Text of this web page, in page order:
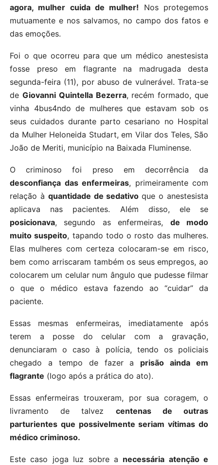
agora, mulher cuida de mulher! Nos protegemos
mutuamente e nos salvamos, no campo dos fatos e
das emoções.
Foi o que ocorreu para que um médico anestesista
fosse preso em flagrante na madrugada desta
segunda-feira (11), por abuso de vulnerável. Trata-se
de Giovanni Quintella Bezerra, recém formado, que
vinha 4bus4ndo de mulheres que estavam sob os
seus cuidados durante parto cesariano no Hospital
da Mulher Heloneida Studart, em Vilar dos Teles, São
João de Meriti, município na Baixada Fluminense.
O criminoso foi preso em decorrência da
desconfiança das enfermeiras, primeiramente com
relação à quantidade de sedativoque o anestesista
aplicava nas pacientes. Além disso, ele se
posicionava, segundo as enfermeiras, de modo
muito suspeito, tapando todo o rosto das mulheres.
Elas mulheres com certeza colocaram-se em risco,
bem como arriscaram também os seus empregos, ao
colocarem um celular num ângulo que pudesse filmar
o que o médico estava fazendo ao “cuidar” da
paciente.
Essas mesmas enfermeiras, imediatamente após
terem a posse do celular com a gravação,
denunciaram o caso à polícia, tendo os policiais
chegado a tempo de fazer a prisão ainda em
flagrante (logo após a prática do ato).
Essas enfermeiras trouxeram, por sua coragem, o
livramento de talvez centenas de outras
parturientes que possivelmente seriam vítimas do
médico criminoso.
Este caso joga luz sobre a necessária atenção e